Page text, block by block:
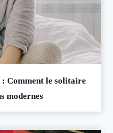
: Comment le solitaire
modernes